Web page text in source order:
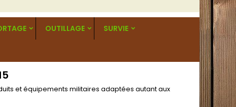
OUTILLAGE SURVIE
et équipements militaires adaptées autant aux